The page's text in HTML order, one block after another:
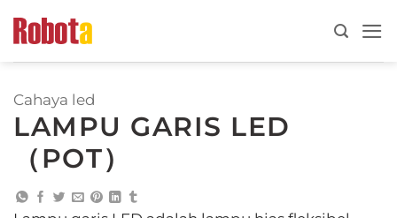
Cahaya led
LAMPU GARIS LED
（POT）